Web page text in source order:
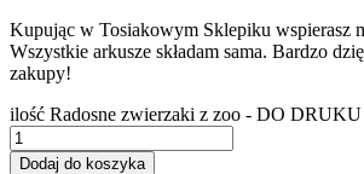
Kupując w Tosiakowym Sklepiku wspierasz
Wszystkie arkusze składam sama. Bardzo
zakupy!
ilość Radosne zwierzaki z zoo - DO DRUKU
Dodaj do koszyka